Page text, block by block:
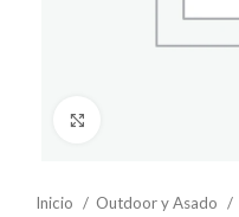
Inicio Outdoor y Asado